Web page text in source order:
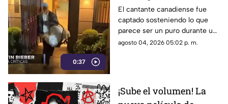
0:37
fumando cerca de su
bebé
El cantante canadiense fue
captado sosteniendo lo que
parece ser un puro durante un
paseo familiar en yate,
agosto 04, 2026 05:02 p. m.
¡Sube el volumen! La